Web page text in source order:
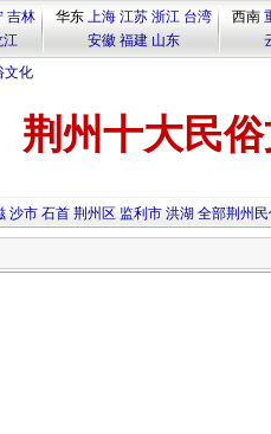
吉林
江
华东 上海 江苏 浙江 台湾
安徽 福建 山东
西南
文化
荆州十大民
沙市 石首 荆州区 监利市 洪湖 全部荆州